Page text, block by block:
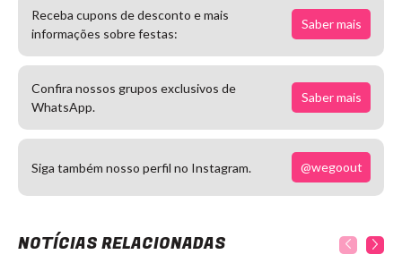
Receba cupons de desconto e mais
informações sobre festas:
Saber mais
Confira nossos grupos exclusivos de
WhatsApp.
Saber mais
Siga também nosso perfil no Instagram. @wegoout
NOTÍCIAS RELACIONADAS